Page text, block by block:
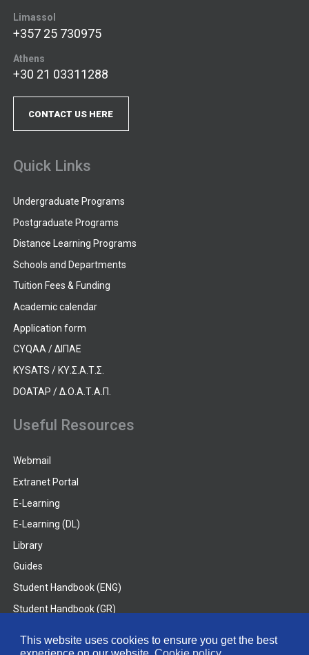
This website uses cookies to ensure you get the best
Limassol
+357 25 730975
Athens
+30 21 03311288
CONTACT US HERE
Quick Links
Undergraduate Programs
Postgraduate Programs
Distance Learning Programs
Schools and Departments
Tuition Fees & Funding
Academic calendar
Application form
CYQAA / ΔΙΠΑΕ
KYSATS / ΚΥ.Σ.Α.Τ.Σ.
DOATAP / Δ.Ο.Α.Τ.Α.Π.
Useful Resources
Webmail
Extranet Portal
E-Learning
E-Learning (DL)
Library
Guides
Student Handbook (ENG)
Student Handbook (GR)